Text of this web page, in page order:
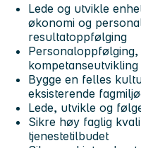
Lede og utvikle
økonomi og
resultatoppfølging
kompetanseutvikling
Bygge en felles
eksisterende
Lede, utvikle og
Sikre høy faglig
tjenestetilbudet